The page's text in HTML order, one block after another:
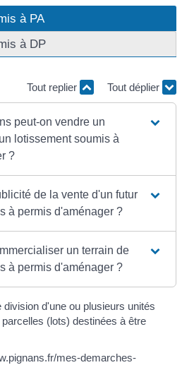
à PA
à DP
Tout replier Tout déplier
peut-on vendre un
lotissement soumis à
?
de la vente d'un futur
à permis d'aménager ?
un terrain de
à permis d'aménager ?
d'une ou plusieurs unités
(lots) destinées à être
mes-demarches-